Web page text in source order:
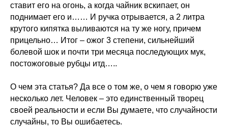
ставит его на огонь, а когда чайник вскипает, он
поднимает его и…… И ручка отрывается, а 2 литра
крутого кипятка выливаются на ту же ногу, причем
прицельно… Итог – ожог 3 степени, сильнейший
болевой шок и почти три месяца последующих мук,
постожоговые рубцы итд…..
О чем эта статья? Да все о том же, о чем я говорю уже
несколько лет. Человек – это единственный творец
своей реальности и если Вы думаете, что случайности
случайны, то Вы ошибаетесь.